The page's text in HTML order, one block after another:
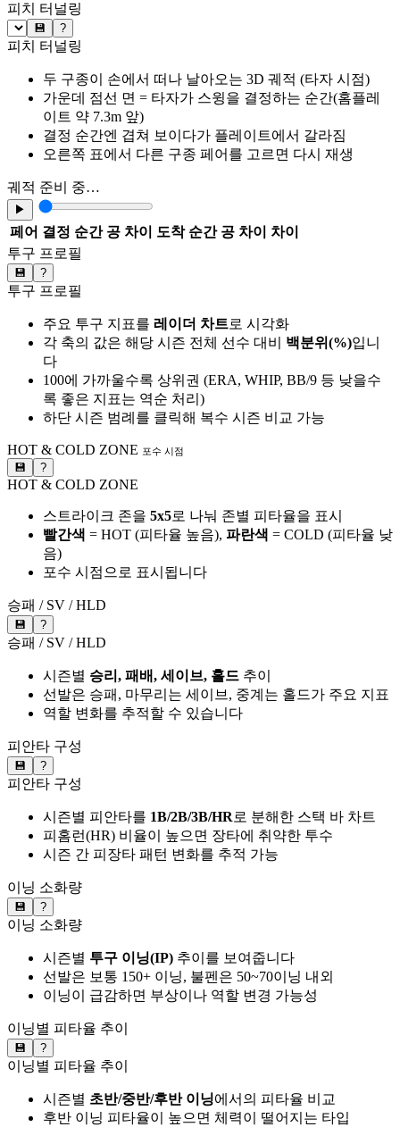
피치 터널링
💾 ?
피치 터널링
두 구종이 손에서 떠나 날아오는 3D 궤적 (타자 시점)
가운데 점선 면 = 타자가 스윙을 결정하는 순간(홈플레
이트 약 7.3m 앞)
결정 순간엔 겹쳐 보이다가 플레이트에서 갈라짐
오른쪽 표에서 다른 구종 페어를 고르면 다시 재생
궤적 준비 중…
▶
페어 결정 순간 공 차이 도착 순간 공 차이
차이
투구 프로필
💾 ?
투구 프로필
주요 투구 지표를 레이더 차트로 시각화
각 축의 값은 해당 시즌 전체 선수 대비 백분위(%)입니
다
100에 가까울수록 상위권 (ERA, WHIP, BB/9 등 낮을수
록 좋은 지표는 역순 처리)
하단 시즌 범례를 클릭해 복수 시즌 비교 가능
HOT & COLD ZONE 포수 시점
💾 ?
HOT & COLD ZONE
스트라이크 존을 5x5로 나눠 존별 피타율을 표시
빨간색 = HOT (피타율 높음), 파란색 = COLD (피타율 낮
음)
포수 시점으로 표시됩니다
승패 / SV / HLD
💾 ?
승패 / SV / HLD
시즌별 승리, 패배, 세이브, 홀드 추이
선발은 승패, 마무리는 세이브, 중계는 홀드가 주요 지표
역할 변화를 추적할 수 있습니다
피안타 구성
💾 ?
피안타 구성
시즌별 피안타를 1B/2B/3B/HR로 분해한 스택 바 차트
피홈런(HR) 비율이 높으면 장타에 취약한 투수
시즌 간 피장타 패턴 변화를 추적 가능
이닝 소화량
💾 ?
이닝 소화량
시즌별 투구 이닝(IP) 추이를 보여줍니다
선발은 보통 150+ 이닝, 불펜은 50~70이닝 내외
이닝이 급감하면 부상이나 역할 변경 가능성
이닝별 피타율 추이
💾 ?
이닝별 피타율 추이
시즌별 초반/중반/후반 이닝에서의 피타율 비교
후반 이닝 피타율이 높으면 체력이 떨어지는 타입